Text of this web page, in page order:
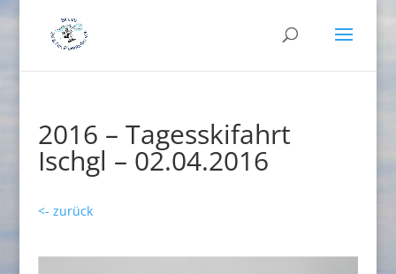
2016 – Tagesskifahrt
Ischgl – 02.04.2016
<- zurück